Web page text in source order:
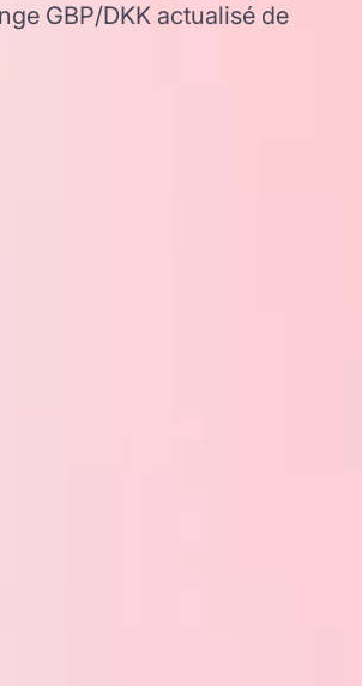
GBP/DKK actualisé de